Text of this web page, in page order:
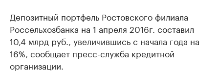
Депозитный портфель Ростовского филиала
Россельхозбанка на 1 апреля 2016г. составил
10,4 млрд руб., увеличившись с начала года на
16%, сообщает пресс-служба кредитной
организации.